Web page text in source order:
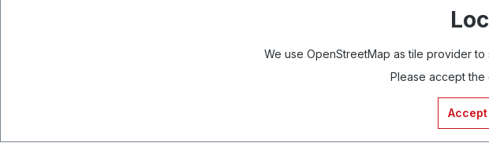
We use OpenStreetMap as tile provider
Please accept